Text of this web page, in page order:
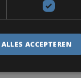
ALLES ACCEPTEREN